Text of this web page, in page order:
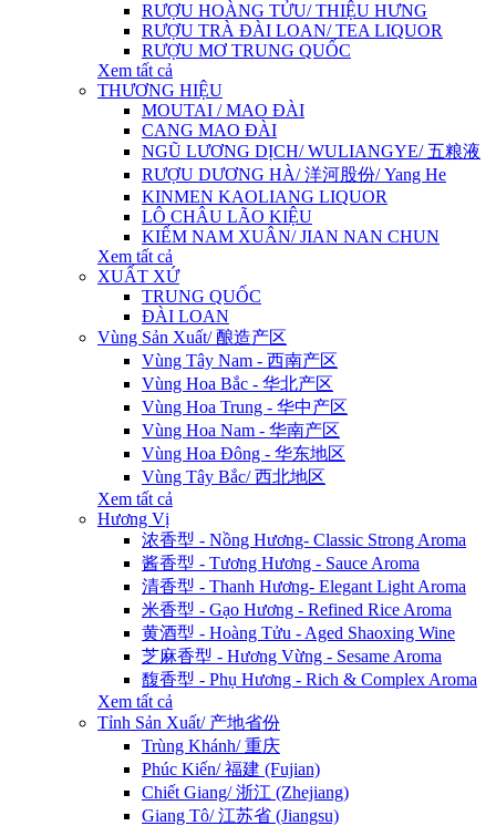
RƯỢU HOÀNG TỬU/ THIỆU HƯNG
RƯỢU TRÀ ĐÀI LOAN/ TEA LIQUOR
RƯỢU MƠ TRUNG QUỐC
Xem tất cả
THƯƠNG HIỆU
MOUTAI / MAO ĐÀI
CANG MAO ĐÀI
NGŨ LƯƠNG DỊCH/ WULIANGYE/ 五粮液
RƯỢU DƯƠNG HÀ/ 洋河股份/ Yang He
KINMEN KAOLIANG LIQUOR
LÔ CHÂU LÃO KIỆU
KIẾM NAM XUÂN/ JIAN NAN CHUN
Xem tất cả
XUẤT XỨ
TRUNG QUỐC
ĐÀI LOAN
Vùng Sản Xuất/ 酿造产区
Vùng Tây Nam - 西南产区
Vùng Hoa Bắc - 华北产区
Vùng Hoa Trung - 华中产区
Vùng Hoa Nam - 华南产区
Vùng Hoa Đông - 华东地区
Vùng Tây Bắc/ 西北地区
Xem tất cả
Hương Vị
浓香型 - Nồng Hương- Classic Strong Aroma
酱香型 - Tương Hương - Sauce Aroma
清香型 - Thanh Hương- Elegant Light Aroma
米香型 - Gạo Hương - Refined Rice Aroma
黄酒型 - Hoàng Tửu - Aged Shaoxing Wine
芝麻香型 - Hương Vừng - Sesame Aroma
馥香型 - Phụ Hương - Rich & Complex Aroma
Xem tất cả
Tỉnh Sản Xuất/ 产地省份
Trùng Khánh/ 重庆
Phúc Kiến/ 福建 (Fujian)
Chiết Giang/ 浙江 (Zhejiang)
Giang Tô/ 江苏省 (Jiangsu)